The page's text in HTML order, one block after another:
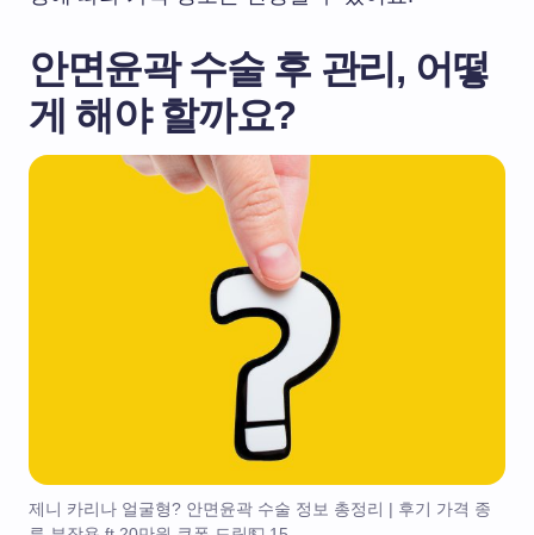
안면윤곽 수술 후 관리, 어떻
게 해야 할까요?
제니 카리나 얼굴형? 안면윤곽 수술 정보 총정리 | 후기 가격 종